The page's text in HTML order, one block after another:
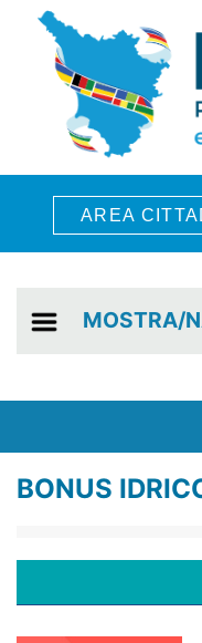
Skip to main content
AREA
MOSTRA/
BONUS